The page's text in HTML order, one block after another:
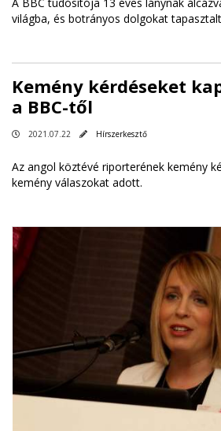
világba, és botrányos dolgokat
Kemény kérdéseket
a BBC-től
2021.07.22 Hírszerkesztő
Az angol köztévé riporterének kemény
kemény válaszokat adott.